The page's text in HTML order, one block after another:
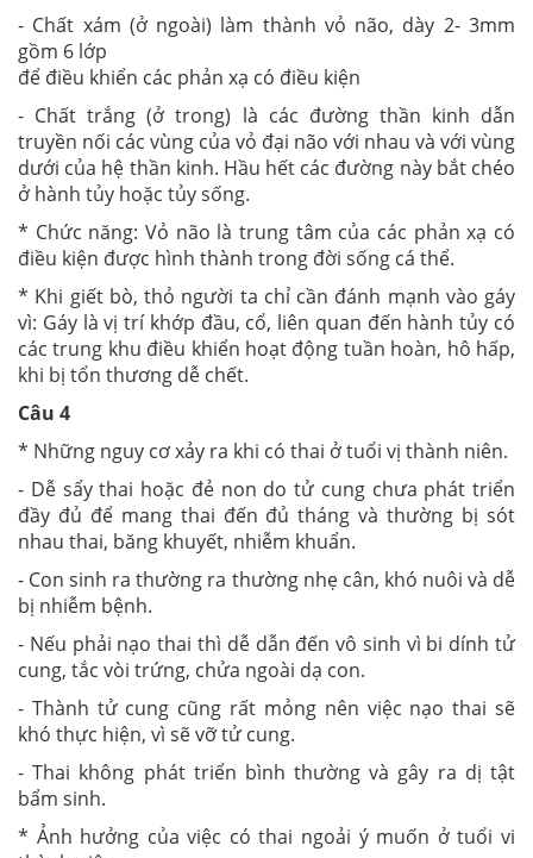
- Chất xám (ở ngoài) làm thành vỏ não, dày 2- 3mm
gồm 6 lớp
để điều khiển các phản xạ có điều kiện
- Chất trắng (ở trong) là các đường thần kinh dẫn
truyền nối các vùng của vỏ đại não với nhau và với vùng
dưới của hệ thần kinh. Hầu hết các đường này bắt chéo
ở hành tủy hoặc tủy sống.
* Chức năng: Vỏ não là trung tâm của các phản xạ có
điều kiện được hình thành trong đời sống cá thể.
* Khi giết bò, thỏ người ta chỉ cần đánh mạnh vào gáy
vì: Gáy là vị trí khớp đầu, cổ, liên quan đến hành tủy có
các trung khu điều khiển hoạt động tuần hoàn, hô hấp,
khi bị tổn thương dễ chết.
Câu 4
* Những nguy cơ xảy ra khi có thai ở tuổi vị thành niên.
- Dễ sẩy thai hoặc đẻ non do tử cung chưa phát triển
đầy đủ để mang thai đến đủ tháng và thường bị sót
nhau thai, băng khuyết, nhiễm khuẩn.
- Con sinh ra thường ra thường nhẹ cân, khó nuôi và dễ
bị nhiễm bệnh.
- Nếu phải nạo thai thì dễ dẫn đến vô sinh vì bi dính tử
cung, tắc vòi trứng, chửa ngoài dạ con.
- Thành tử cung cũng rất mỏng nên việc nạo thai sẽ
khó thực hiện, vì sẽ vỡ tử cung.
- Thai không phát triển bình thường và gây ra dị tật
bẩm sinh.
* Ảnh hưởng của việc có thai ngoải ý muốn ở tuổi vi